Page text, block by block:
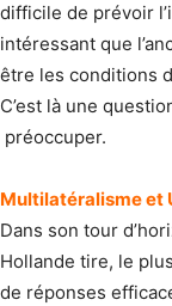
difficile de prévoir
intéressant que
être les conditions
C’est là une
préoccuper.
Multilatéralisme et
Dans son tour
Hollande tire, le
de réponses